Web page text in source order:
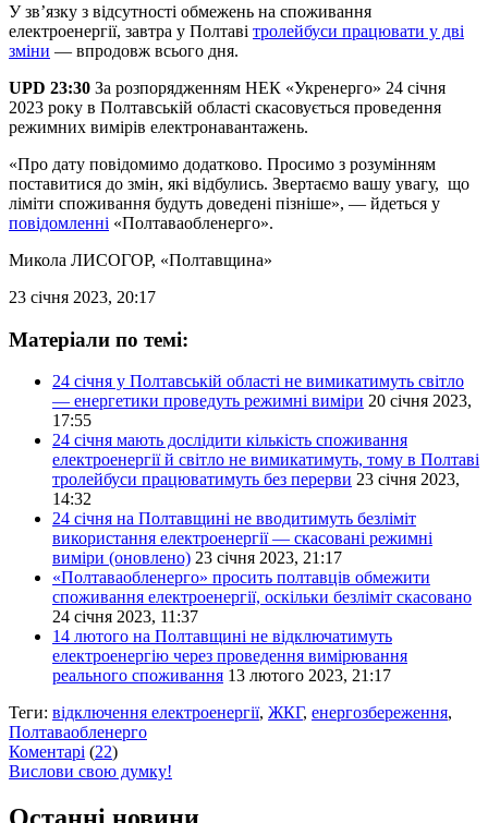
У зв’язку з відсутності обмежень на споживання
електроенергії, завтра у Полтаві тролейбуси працювати у дві
зміни — впродовж всього дня.
UPD 23:30 За розпорядженням НЕК «Укренерго» 24 січня
2023 року в Полтавській області скасовується проведення
режимних вимірів електронавантажень.
«Про дату повідомимо додатково. Просимо з розумінням
поставитися до змін, які відбулись. Звертаємо вашу увагу, що
ліміти споживання будуть доведені пізніше», — йдеться у
повідомленні «Полтаваобленерго».
Микола ЛИСОГОР, «Полтавщина»
23 січня 2023, 20:17
Матеріали по темі:
24 січня у Полтавській області не вимикатимуть світло
— енергетики проведуть режимні виміри 20 січня 2023,
17:55
24 січня мають дослідити кількість споживання
електроенергії й світло не вимикатимуть, тому в Полтаві
тролейбуси працюватимуть без перерви 23 січня 2023,
14:32
24 січня на Полтавщині не вводитимуть безліміт
використання електроенергії — скасовані режимні
виміри (оновлено) 23 січня 2023, 21:17
«Полтаваобленерго» просить полтавців обмежити
споживання електроенергії, оскільки безліміт скасовано
24 січня 2023, 11:37
14 лютого на Полтавщині не відключатимуть
електроенергію через проведення вимірювання
реального споживання 13 лютого 2023, 21:17
Теги: відключення електроенергії, ЖКГ, енергозбереження,
Полтаваобленерго
Коментарі (22)
Вислови свою думку!